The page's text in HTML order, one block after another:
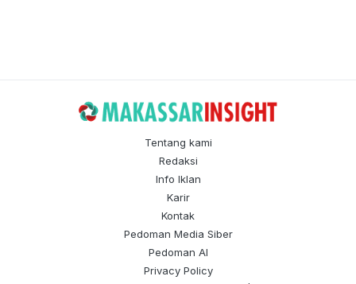
Tentang kami
Redaksi
Info Iklan
Karir
Kontak
Pedoman Media Siber
Pedoman AI
Privacy Policy